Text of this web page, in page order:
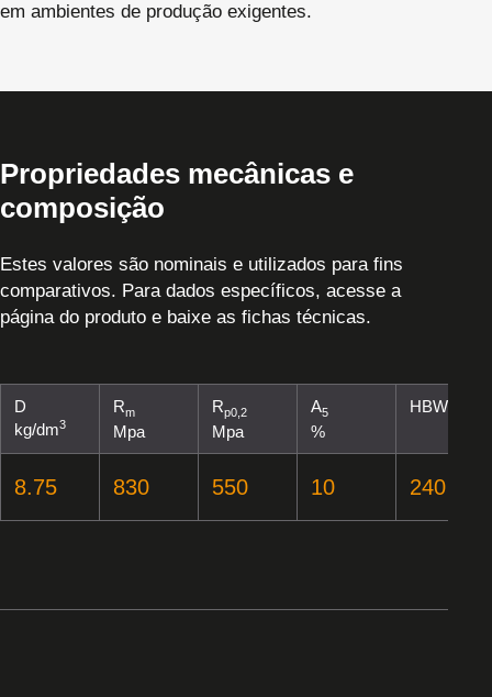
em ambientes de produção exigentes.
Propriedades mecânicas e
composição
Estes valores são nominais e utilizados para fins
comparativos. Para dados específicos, acesse a
página do produto e baixe as fichas técnicas.
D
kg/dm3
Rm
Mpa
Rp0,2
Mpa
A5
%
HBW
8.75 830 550 10 240